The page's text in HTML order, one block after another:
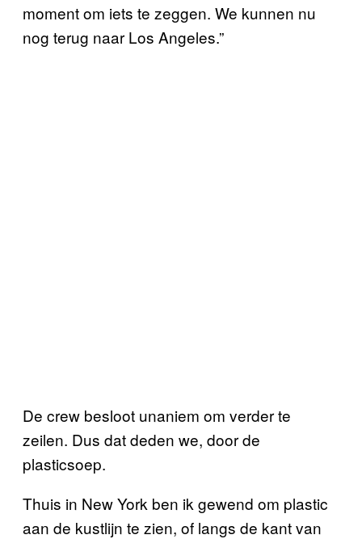
moment om iets te zeggen. We kunnen nu
nog terug naar Los Angeles.”
De crew besloot unaniem om verder te
zeilen. Dus dat deden we, door de
plasticsoep.
Thuis in New York ben ik gewend om plastic
aan de kustlijn te zien, of langs de kant van